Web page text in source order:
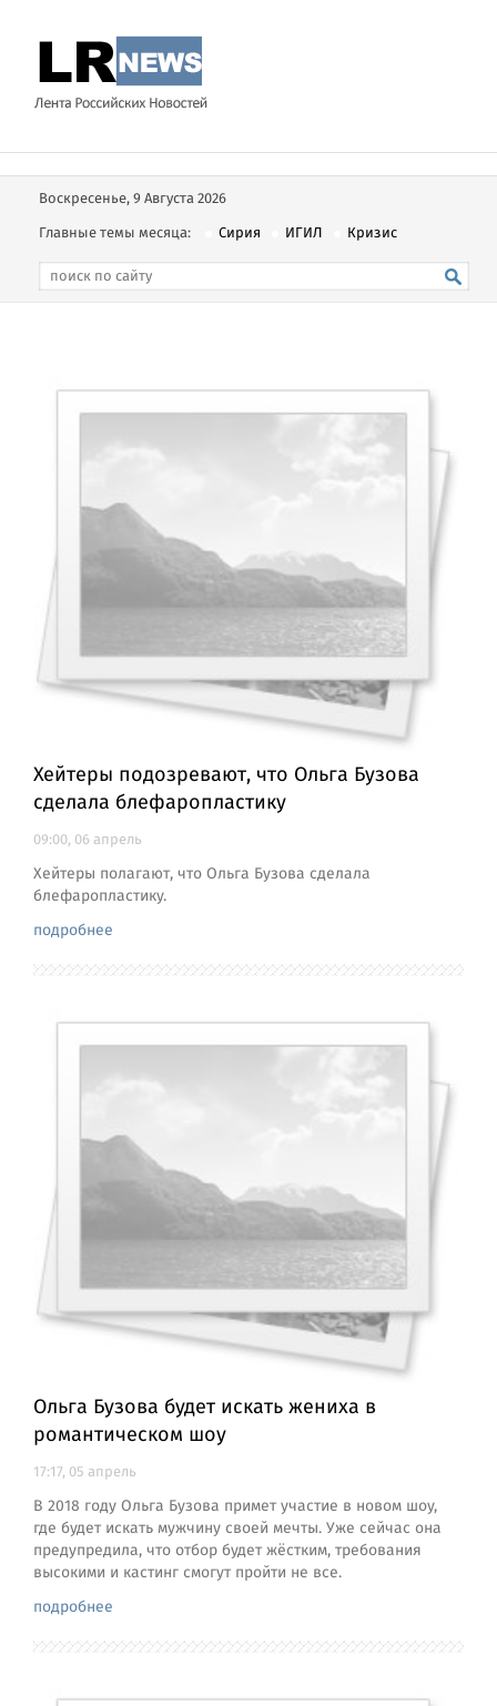
Воскресенье, 9 Августа 2026
Главные темы месяца:
Сирия ИГИЛ Кризис
Хейтеры подозревают, что Ольга Бузова
сделала блефаропластику
09:00, 06 апрель
Хейтеры полагают, что Ольга Бузова сделала
блефаропластику.
подробнее
Ольга Бузова будет искать жениха в
романтическом шоу
17:17, 05 апрель
В 2018 году Ольга Бузова примет участие в новом шоу,
где будет искать мужчину своей мечты. Уже сейчас она
предупредила, что отбор будет жёстким, требования
высокими и кастинг смогут пройти не все.
подробнее